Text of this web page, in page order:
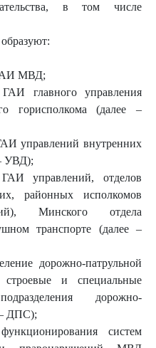
в том числе
МВД;
главного управления
горисполкома (далее –
управлений внутренних
УВД);
управлений, отделов
районных исполкомов
Минского отдела
транспорте (далее –
дорожно-патрульной
и специальные
дорожно-
– ДПС);
систем